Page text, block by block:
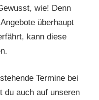
wie! Denn
überhaupt
kann diese
Termine bei
du auch auf unseren